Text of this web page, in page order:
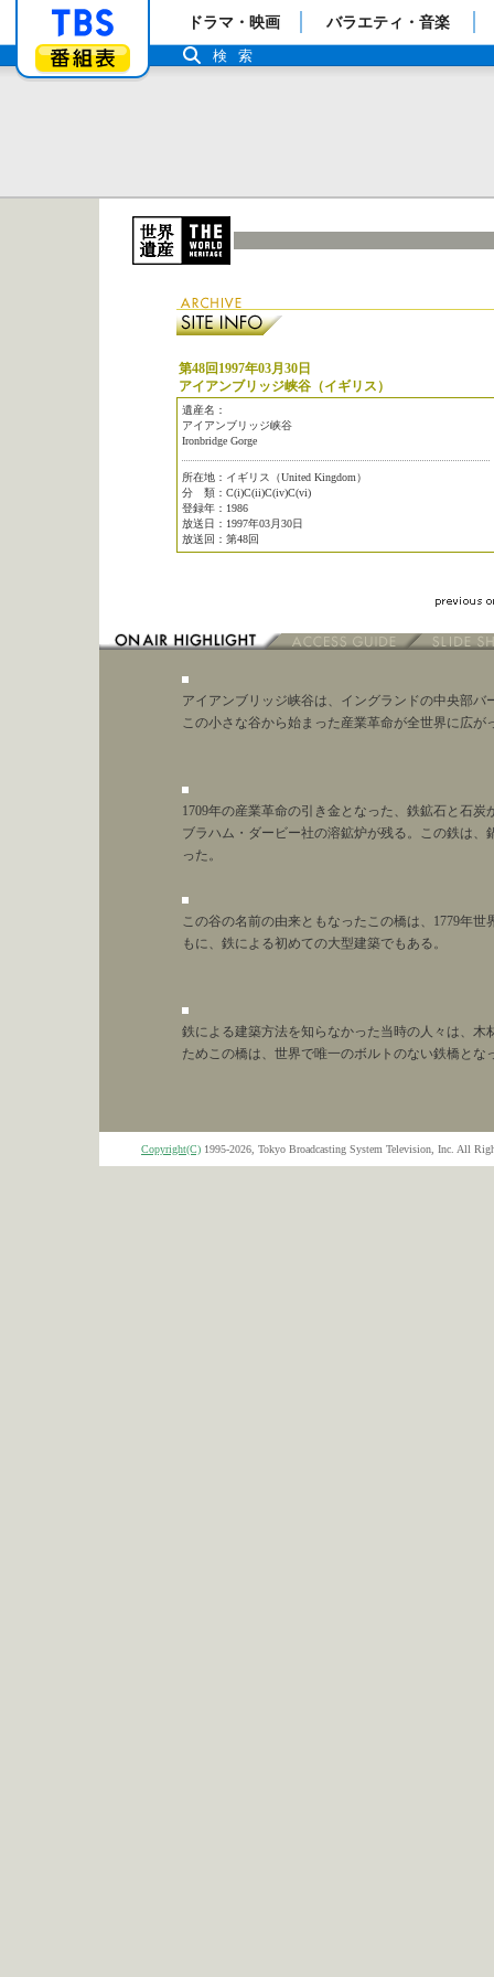
「TBSテレビ」トップページ
番組表
ドラマ・映画 バラエティ・音楽
検索
第48回1997年03月30日
アイアンブリッジ峡谷（イギリス）
遺産名：
アイアンブリッジ峡谷
Ironbridge Gorge
所在地：イギリス（United Kingdom）
分 類：C(i)C(ii)C(iv)C(vi)
登録年：1986
放送日：1997年03月30日
放送回：第48回
アイアンブリッジ峡谷は、イングランドの中央部バ
この小さな谷から始まった産業革命が全世界に広が
1709年の産業革命の引き金となった、鉄鉱石と石
ブラハム・ダービー社の溶鉱炉が残る。この鉄は
った。
この谷の名前の由来ともなったこの橋は、1779年
もに、鉄による初めての大型建築でもある。
鉄による建築方法を知らなかった当時の人々は、木
ためこの橋は、世界で唯一のボルトのない鉄橋とな
Copyright(C) 1995-2026, Tokyo Broadcasting System Television, Inc. All